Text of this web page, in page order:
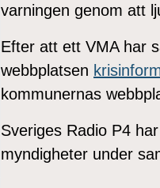
varningen genom att
Efter att ett VMA har
webbplatsen
kommunernas
Sveriges Radio P4
myndigheter under